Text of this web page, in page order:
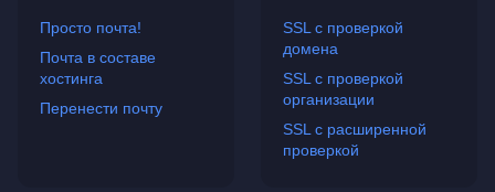
Просто почта!
Почта в составе
хостинга
Перенести почту
SSL с проверкой
домена
SSL с проверкой
организации
SSL с расширенной
проверкой